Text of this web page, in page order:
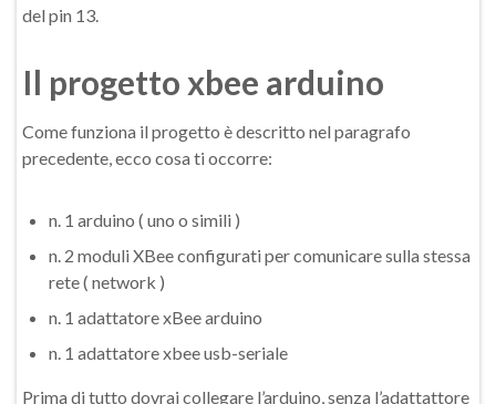
del pin 13.
Il progetto xbee arduino
Come funziona il progetto è descritto nel paragrafo
precedente, ecco cosa ti occorre:
n. 1 arduino ( uno o simili )
n. 2 moduli XBee configurati per comunicare sulla stessa
rete ( network )
n. 1 adattatore xBee arduino
n. 1 adattatore xbee usb-seriale
Prima di tutto dovrai collegare l’arduino, senza l’adattattore